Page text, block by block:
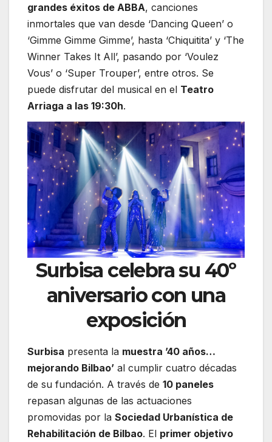
grandes éxitos de ABBA, canciones
inmortales que van desde ‘Dancing Queen’ o
‘Gimme Gimme Gimme’, hasta ‘Chiquitita’ y ‘The
Winner Takes It All’, pasando por ‘Voulez
Vous’ o ‘Super Trouper’, entre otros. Se
puede disfrutar del musical en el Teatro
Arriaga a las 19:30h.
Surbisa celebra su 40º
aniversario con una
exposición
Surbisa presenta la muestra ’40 años…
mejorando Bilbao’ al cumplir cuatro décadas
de su fundación. A través de 10 paneles
repasan algunas de las actuaciones
promovidas por la Sociedad Urbanística de
Rehabilitación de Bilbao. El primer objetivo